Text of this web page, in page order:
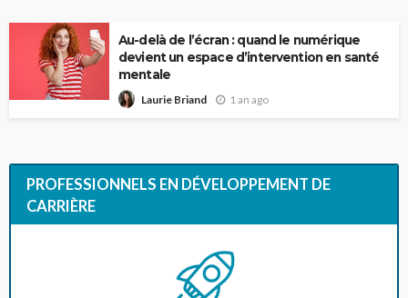
Au-delà de l’écran : quand le numérique
devient un espace d’intervention en santé
mentale
Laurie Briand 1 an ago
PROFESSIONNELS EN DÉVELOPPEMENT DE
CARRIÈRE